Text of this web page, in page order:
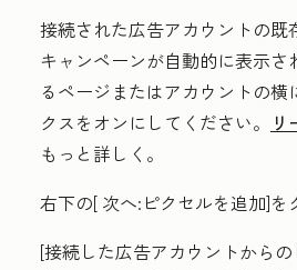
接続された広告アカウントの既
キャンペーンが自動的に表示さ
るページまたはアカウントの横
クスをオンにしてください。
もっと詳しく。
右下の[ 次へ:ピクセルを追加]を
[接続した広告アカウントから